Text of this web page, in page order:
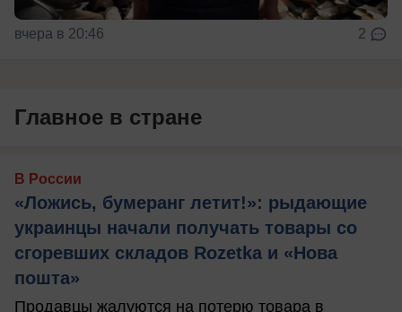
вчера в 20:46 2
Главное в стране
В России
«Ложись, бумеранг летит!»: рыдающие
украинцы начали получать товары со
сгоревших складов Rozetka и «Нова
пошта»
Продавцы жалуются на потерю товара в